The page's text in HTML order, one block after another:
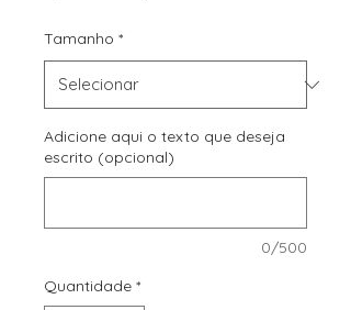
Tamanho *
Adicione aqui o texto que deseja
escrito (opcional)
0/500
Quantidade *